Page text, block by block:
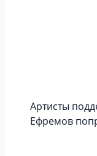
Артисты
Ефремов